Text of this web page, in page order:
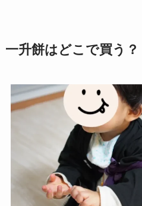
一升餅はどこで買う？